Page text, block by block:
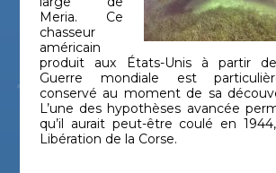
Meria. Ce
chasseur
américain
produit aux États-Unis à partir
Guerre mondiale est
conservé au moment de sa
L’une des hypothèses avancée
qu’il aurait peut-être coulé en
Libération de la Corse.